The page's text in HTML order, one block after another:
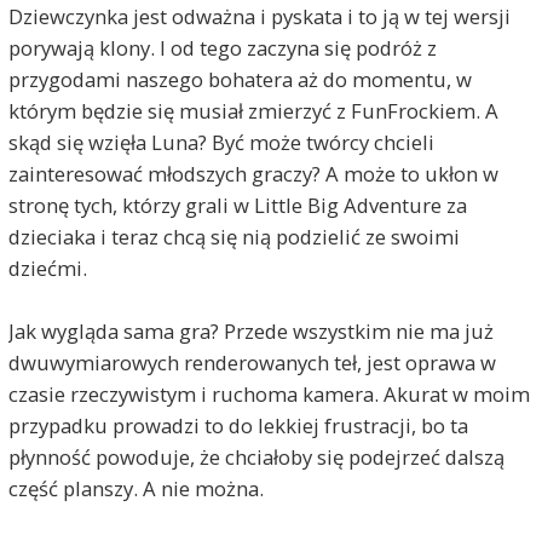
Dziewczynka jest odważna i pyskata i to ją w tej wersji
porywają klony. I od tego zaczyna się podróż z
przygodami naszego bohatera aż do momentu, w
którym będzie się musiał zmierzyć z FunFrockiem. A
skąd się wzięła Luna? Być może twórcy chcieli
zainteresować młodszych graczy? A może to ukłon w
stronę tych, którzy grali w Little Big Adventure za
dzieciaka i teraz chcą się nią podzielić ze swoimi
dziećmi.
Jak wygląda sama gra? Przede wszystkim nie ma już
dwuwymiarowych renderowanych teł, jest oprawa w
czasie rzeczywistym i ruchoma kamera. Akurat w moim
przypadku prowadzi to do lekkiej frustracji, bo ta
płynność powoduje, że chciałoby się podejrzeć dalszą
część planszy. A nie można.